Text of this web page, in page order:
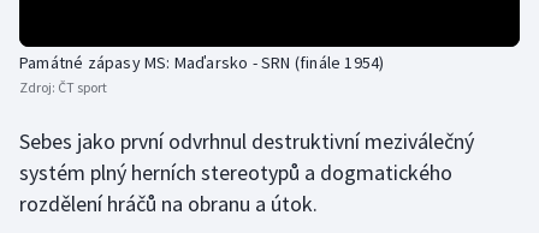
Short track
Sportovní střelba
Stolní tenis
Památné zápasy MS: Maďarsko - SRN (finále 1954)
Zdroj: ČT sport
Sebes jako první odvrhnul destruktivní meziválečný
systém plný herních stereotypů a dogmatického
rozdělení hráčů na obranu a útok.